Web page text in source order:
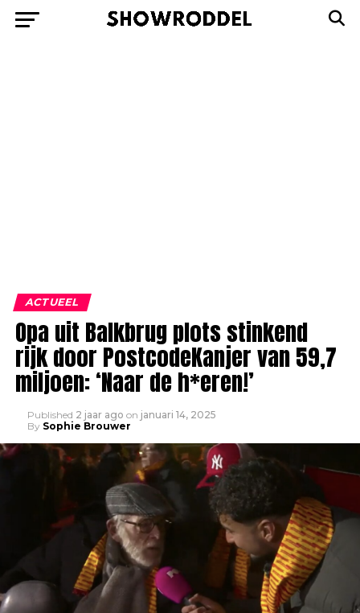
ACTUEEL
Opa uit Balkbrug plots stinkend
rijk door PostcodeKanjer van 59,7
miljoen: ‘Naar de h*eren!’
Published 2 jaar ago on januari 14, 2025
By Sophie Brouwer